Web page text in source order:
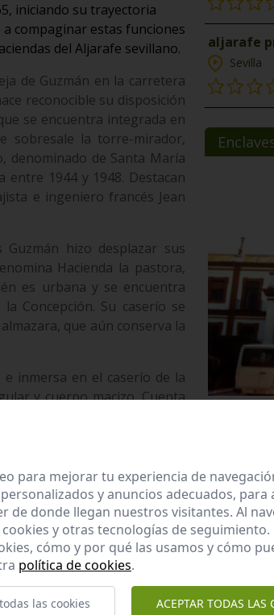
iniciando su trayectoria
compaginar estas funciones
del Aljarafe sevillano.
de Guzmán en la carretera
reconocible su disposición
se encuentra integrada en
sobresale la torre-mirador,
denominado de Santa María
1944 y 1948. Destacan
e ingeniero francés Jean
hizo desplazar sus
Hacienda la pastora,
es urbana y se encuentra
Concepción. Su caserío se
que aún conserva la
inmersa en el caserío de la
y cuerpo macizo. Cuenta
de fábrica con forma
almazara perteneciente a la
el actual Colegio de Santa
la cornisa, hoy denominada
Cultura y Deporte.
aljarafe
Sevilla
para mejorar tu experiencia de
y anuncios adecuados, para
de donde llegan nuestros visitantes. Al
y otras tecnologías de seguimiento.
cómo y por qué las usamos y cómo
política de cookies.
las cookies ACEPTAR TODAS LAS